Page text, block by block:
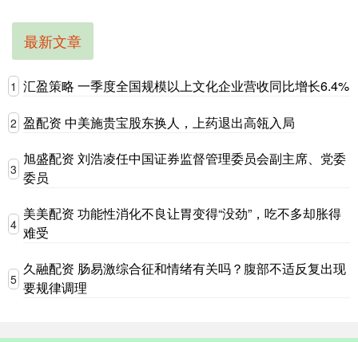
最新文章
1 汇盈策略 一季度全国规模以上文化企业营收同比增长6.4%
2 盈配资 中美施贵宝股东换人，上药退出高瓴入局
3
旭盛配资 刘浩凌任中国证券监督管理委员会副主席、党委
委员
4
美美配资 功能性消化不良让胃变得“没劲”，吃不多却胀得
难受
5
久融配资 肠易激综合征和情绪有关吗？腹部不适反复出现
要规律调理